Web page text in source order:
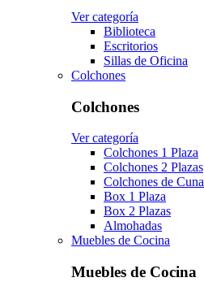
Ver categoría
Biblioteca
Escritorios
Sillas de Oficina
Colchones
Colchones
Ver categoría
Colchones 1 Plaza
Colchones 2 Plazas
Colchones de Cuna
Box 1 Plaza
Box 2 Plazas
Almohadas
Muebles de Cocina
Muebles de Cocina